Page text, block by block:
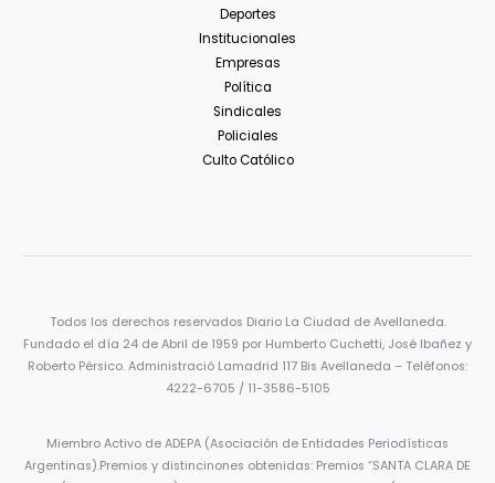
Deportes
Institucionales
Empresas
Política
Sindicales
Policiales
Culto Católico
Todos los derechos reservados Diario La Ciudad de Avellaneda.
Fundado el día 24 de Abril de 1959 por Humberto Cuchetti, José Ibañez y
Roberto Pérsico. Administració Lamadrid 117 Bis Avellaneda – Teléfonos:
4222-6705 / 11-3586-5105
Miembro Activo de ADEPA (Asociación de Entidades Periodísticas
Argentinas).Premios y distincinones obtenidas: Premios “SANTA CLARA DE